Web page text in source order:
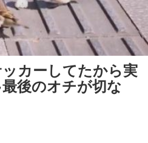
カーしてたから実
後のオチが切な